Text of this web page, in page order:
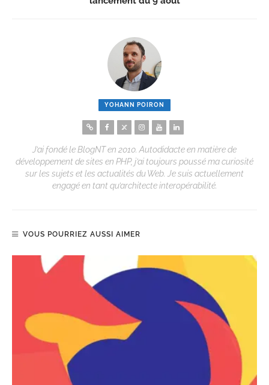
YOHANN POIRON
J’ai fondé le BlogNT en 2010. Autodidacte en matière de
développement de sites en PHP, j’ai toujours poussé ma curiosité
sur les sujets et les actualités du Web. Je suis actuellement
engagé en tant qu’architecte interopérabilité.
VOUS POURRIEZ AUSSI AIMER